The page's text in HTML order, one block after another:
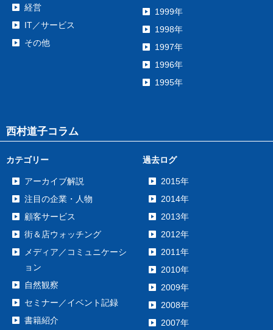
経営
IT／サービス
その他
1999年
1998年
1997年
1996年
1995年
西村道子コラム
カテゴリー
アーカイブ解説
注目の企業・人物
顧客サービス
街＆店ウォッチング
メディア／コミュニケーシ
ョン
自然観察
セミナー／イベント記録
書籍紹介
過去ログ
2015年
2014年
2013年
2012年
2011年
2010年
2009年
2008年
2007年